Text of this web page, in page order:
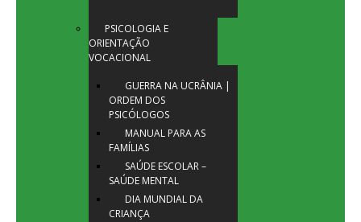
PSICOLOGIA E
ORIENTAÇÃO
VOCACIONAL
GUERRA NA UCRÂNIA |
ORDEM DOS
PSICÓLOGOS
MANUAL PARA AS
FAMÍLIAS
SAÚDE ESCOLAR –
SAÚDE MENTAL
DIA MUNDIAL DA
CRIANÇA